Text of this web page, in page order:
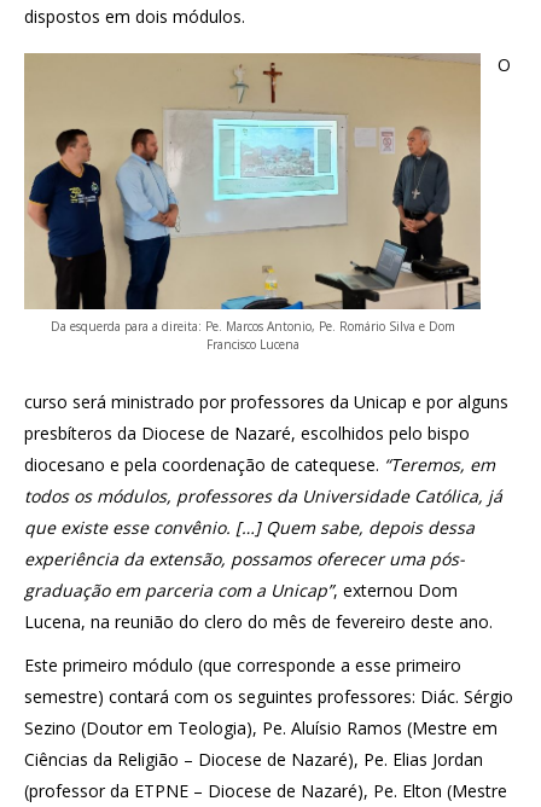
dispostos em dois módulos.
Da esquerda para a direita: Pe. Marcos Antonio, Pe. Romário Silva e Dom
Francisco Lucena
O
curso será ministrado por professores da Unicap e por alguns
presbíteros da Diocese de Nazaré, escolhidos pelo bispo
diocesano e pela coordenação de catequese. “Teremos, em
todos os módulos, professores da Universidade Católica, já
que existe esse convênio. […] Quem sabe, depois dessa
experiência da extensão, possamos oferecer uma pós-
graduação em parceria com a Unicap”, externou Dom
Lucena, na reunião do clero do mês de fevereiro deste ano.
Este primeiro módulo (que corresponde a esse primeiro
semestre) contará com os seguintes professores: Diác. Sérgio
Sezino (Doutor em Teologia), Pe. Aluísio Ramos (Mestre em
Ciências da Religião – Diocese de Nazaré), Pe. Elias Jordan
(professor da ETPNE – Diocese de Nazaré), Pe. Elton (Mestre